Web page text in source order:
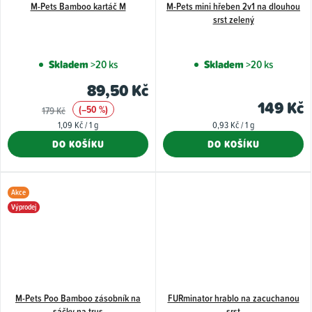
M-Pets Bamboo kartáč M
Skladem>20 ks
89,50 Kč
179 Kč (–50 %)
Měrná
1,09 Kč / 1 g
DO KOŠÍKU
M-Pets mini hřeben 2v1 na dlouhou
srst zelený
Skladem>20 ks
149 Kč
Měrná
0,93 Kč / 1 g
DO KOŠÍKU
Akce
Výprodej
M-Pets Poo Bamboo zásobník na
FURminator hrablo na zacuchanou